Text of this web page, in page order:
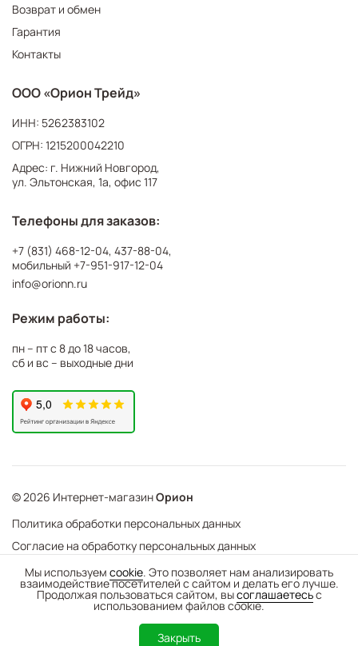
Мы используем cookie. Это позволяет нам анализировать
взаимодействие посетителей с сайтом и делать его лучше.
Продолжая пользоваться сайтом, высоглашаетесьс
использованием файлов cookie.
Закрыть
- + В корзину
Возврат и обмен
Гарантия
Контакты
ООО «Орион Трейд»
ИНН: 5262383102
ОГРН: 1215200042210
Адрес: г. Нижний Новгород,
ул. Эльтонская, 1а, офис 117
Телефоны для заказов:
+7 (831) 468-12-04, 437-88-04,
мобильный +7-951-917-12-04
info@orionn.ru
Режим работы:
пн – пт с 8 до 18 часов,
сб и вс – выходные дни
© 2026 Интернет-магазинОрион
Политика обработки персональных данных
Согласие на обработку персональных данных
Web Механика
- создание интернет-магазинов